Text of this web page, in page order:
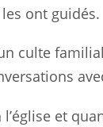
ont guidés.
culte
et